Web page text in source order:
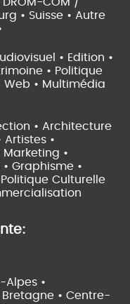
• Suisse • Autre
• Edition •
• Politique
Web • Multimédia
• Architecture
Artistes •
•
Graphisme •
Culturelle
Alpes •
Bretagne • Centre-